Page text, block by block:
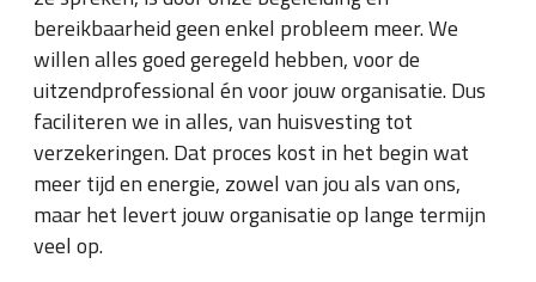
bereikbaarheid geen enkel probleem meer. We
willen alles goed geregeld hebben, voor de
uitzendprofessional én voor jouw organisatie. Dus
faciliteren we in alles, van huisvesting tot
verzekeringen. Dat proces kost in het begin wat
meer tijd en energie, zowel van jou als van ons,
maar het levert jouw organisatie op lange termijn
veel op.